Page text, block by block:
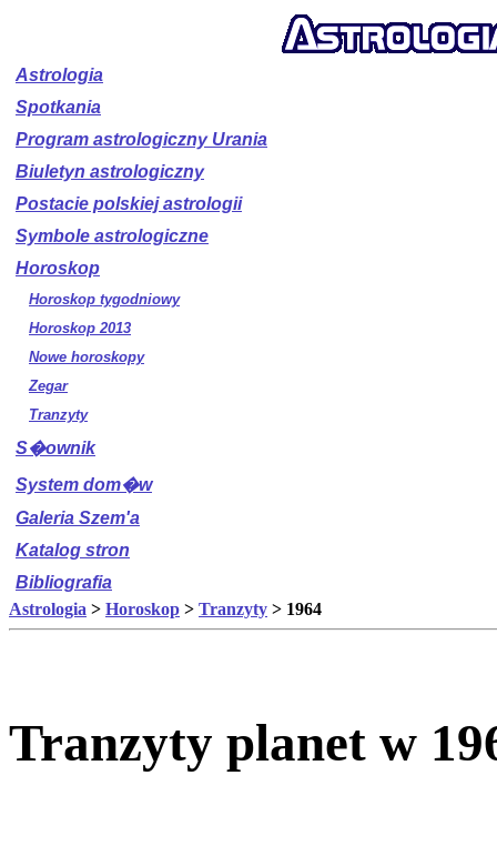
Astrologia
Spotkania
Program astrologiczny Urania
Biuletyn astrologiczny
Postacie polskiej astrologii
Symbole astrologiczne
Horoskop
Horoskop tygodniowy
Horoskop 2013
Nowe horoskopy
Zegar
Tranzyty
S�ownik
System dom�w
Galeria Szem'a
Katalog stron
Bibliografia
Astrologia > Horoskop > Tranzyty > 1964
Tranzyty planet w